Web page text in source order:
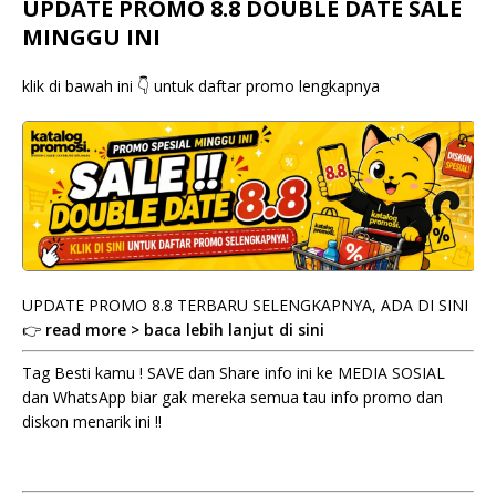
UPDATE PROMO 8.8 DOUBLE DATE SALE
MINGGU INI
klik di bawah ini 👇 untuk daftar promo lengkapnya
UPDATE PROMO 8.8 TERBARU SELENGKAPNYA, ADA DI SINI
👉 read more > baca lebih lanjut di sini
Tag Besti kamu ! SAVE dan Share info ini ke MEDIA SOSIAL
dan WhatsApp biar gak mereka semua tau info promo dan
diskon menarik ini !!